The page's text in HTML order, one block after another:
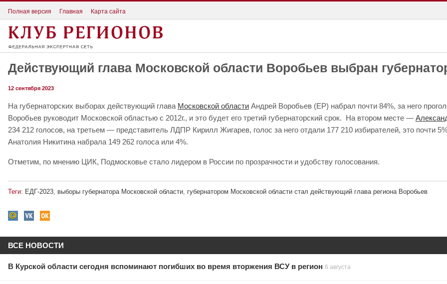
Полная версия Главная Карта сайта
Действующий глава Московской области Воробьев выбран
12 сентября 2023
На губернаторских выборах действующий глава Московской области Андрей Воробьев (ЕР) набрал почти 84%, за него
Воробьев руководит Московской областью с 2012г., и это будет его третий губернаторский срок. На втором месте —
234 212 голосов, на третьем — представитель ЛДПР Кирилл Жигарев, голос за него отдали 177 210 избирателей, это почти
Анатолия Никитина набрала 149 262 голоса или 4%.
Отметим, по мнению ЦИК, Подмосковье стало лидером в России по прозрачности и удобству голосования.
Теги: ЕДГ-2023 выборы губернатора Московской области губернатором Московской области стал действующий глава региона Воробьев
ВСЕ НОВОСТИ
В Курской области сегодня вспоминают погибших во время вторжения ВСУ в регион 6 августа